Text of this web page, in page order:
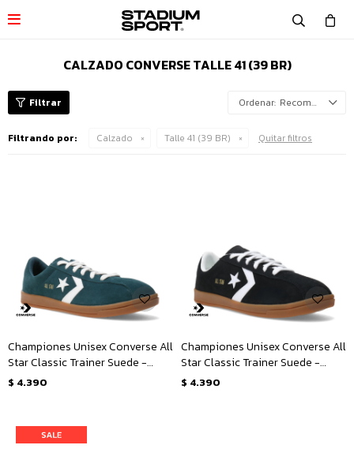

CALZADO CONVERSE TALLE 41 (39 BR)
Recomendados
Filtrando por: Calzado Talle 41 (39 BR) Quitar filtros
Championes Unisex Converse All
Star Classic Trainer Suede -
Verde
$ 4.390
Championes Unisex Converse All
Star Classic Trainer Suede -
Negro
$ 4.390